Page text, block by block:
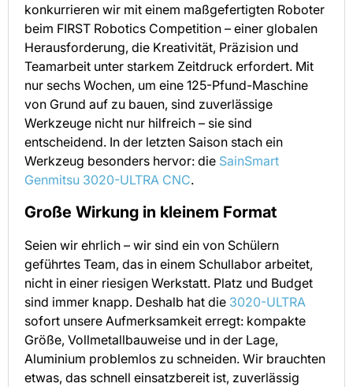
konkurrieren wir mit einem maßgefertigten Roboter
beim FIRST Robotics Competition – einer globalen
Herausforderung, die Kreativität, Präzision und
Teamarbeit unter starkem Zeitdruck erfordert. Mit
nur sechs Wochen, um eine 125-Pfund-Maschine
von Grund auf zu bauen, sind zuverlässige
Werkzeuge nicht nur hilfreich – sie sind
entscheidend. In der letzten Saison stach ein
Werkzeug besonders hervor: die SainSmart
Genmitsu 3020-ULTRA CNC.
Große Wirkung in kleinem Format
Seien wir ehrlich – wir sind ein von Schülern
geführtes Team, das in einem Schullabor arbeitet,
nicht in einer riesigen Werkstatt. Platz und Budget
sind immer knapp. Deshalb hat die 3020-ULTRA
sofort unsere Aufmerksamkeit erregt: kompakte
Größe, Vollmetallbauweise und in der Lage,
Aluminium problemlos zu schneiden. Wir brauchten
etwas, das schnell einsatzbereit ist, zuverlässig